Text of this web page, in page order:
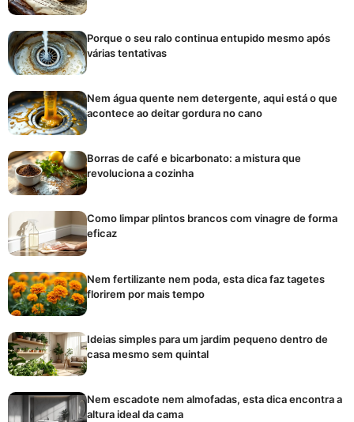
Porque o seu ralo continua entupido mesmo após
várias tentativas
Nem água quente nem detergente, aqui está o que
acontece ao deitar gordura no cano
Borras de café e bicarbonato: a mistura que
revoluciona a cozinha
Como limpar plintos brancos com vinagre de forma
eficaz
Nem fertilizante nem poda, esta dica faz tagetes
florirem por mais tempo
Ideias simples para um jardim pequeno dentro de
casa mesmo sem quintal
Nem escadote nem almofadas, esta dica encontra a
altura ideal da cama